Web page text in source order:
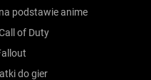
podstawie anime
of Duty
do gier